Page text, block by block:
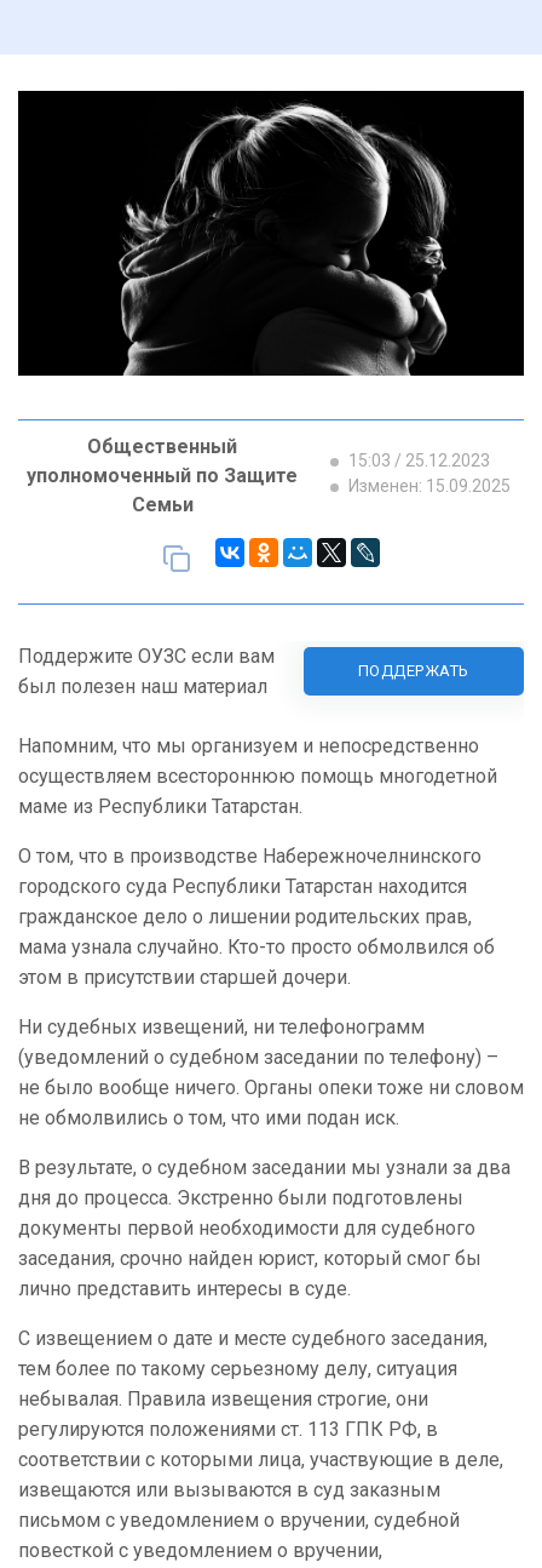
Общественный
уполномоченный по Защите
Семьи
15:03 / 25.12.2023
Изменен: 15.09.2025
Поддержите ОУЗС если вам
был полезен наш материал
ПОДДЕРЖАТЬ
Напомним, что мы организуем и непосредственно
осуществляем всестороннюю помощь многодетной
маме из Республики Татарстан.
О том, что в производстве Набережночелнинского
городского суда Республики Татарстан находится
гражданское дело о лишении родительских прав,
мама узнала случайно. Кто-то просто обмолвился об
этом в присутствии старшей дочери.
Ни судебных извещений, ни телефонограмм
(уведомлений о судебном заседании по телефону) –
не было вообще ничего. Органы опеки тоже ни словом
не обмолвились о том, что ими подан иск.
В результате, о судебном заседании мы узнали за два
дня до процесса. Экстренно были подготовлены
документы первой необходимости для судебного
заседания, срочно найден юрист, который смог бы
лично представить интересы в суде.
С извещением о дате и месте судебного заседания,
тем более по такому серьезному делу, ситуация
небывалая. Правила извещения строгие, они
регулируются положениями ст. 113 ГПК РФ, в
соответствии с которыми лица, участвующие в деле,
извещаются или вызываются в суд заказным
письмом с уведомлением о вручении, судебной
повесткой с уведомлением о вручении,